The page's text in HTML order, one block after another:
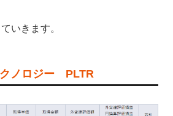
いきます。
ノロジー PLTR